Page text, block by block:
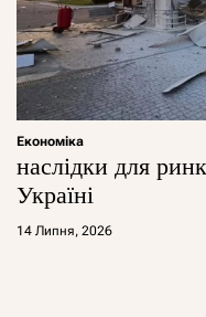
Економіка
наслідки для
Україні
14 Липня, 2026